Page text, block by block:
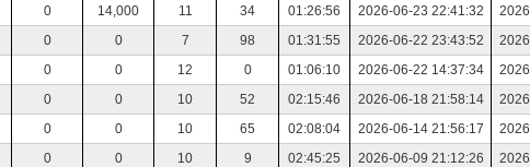
0 14,000 11 34 01:26:56 2026-06-23 22:41:32
0 0 7 98 01:31:55 2026-06-22 23:43:52
0 0 12 0 01:06:10 2026-06-22 14:37:34
0 0 10 52 02:15:46 2026-06-18 21:58:14
0 0 10 65 02:08:04 2026-06-14 21:56:17
0 0 10 9 02:45:25 2026-06-09 21:12:26